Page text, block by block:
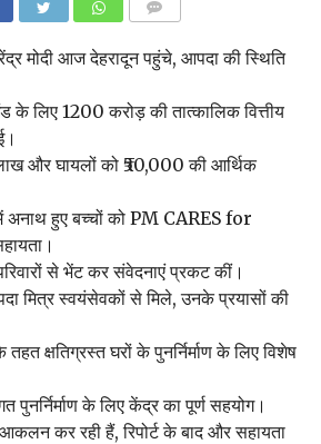
मोदी आज देहरादून पहुंचे, आपदा की स्थिति
के लिए 1200 करोड़ की तात्कालिक वित्तीय
और घायलों को ₹50,000 की आर्थिक
अनाथ हुए बच्चों को PM CARES for
से भेंट कर संवेदनाएं प्रकट कीं।
मित्र स्वयंसेवकों से मिले, उनके प्रयासों की
क्षतिग्रस्त घरों के पुनर्निर्माण के लिए विशेष
के लिए केंद्र का पूर्ण सहयोग।
कर रही हैं, रिपोर्ट के बाद और सहायता